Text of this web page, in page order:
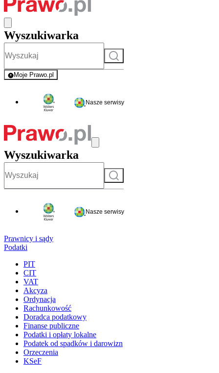
Wyszukiwarka
Szukaj
Moje Prawo.pl
- rejestracja i logowanie do serwisu
Nasze serwisy
Wyszukiwarka
Szukaj
Nasze serwisy
Prawnicy i sądy
Podatki
PIT
CIT
VAT
Akcyza
Ordynacja
Rachunkowość
Doradca podatkowy
Finanse publiczne
Podatki i opłaty lokalne
Podatek od spadków i darowizn
Orzeczenia
KSeF